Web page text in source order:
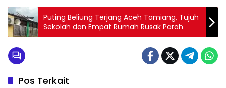
Puting Beliung Terjang Aceh Tamiang, Tujuh
Sekolah dan Empat Rumah Rusak Parah
Pos Terkait